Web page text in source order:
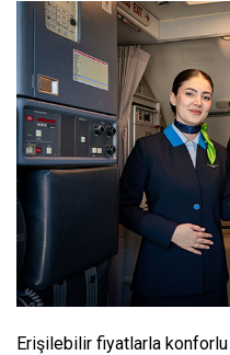
Erişilebilir fiyatlarla